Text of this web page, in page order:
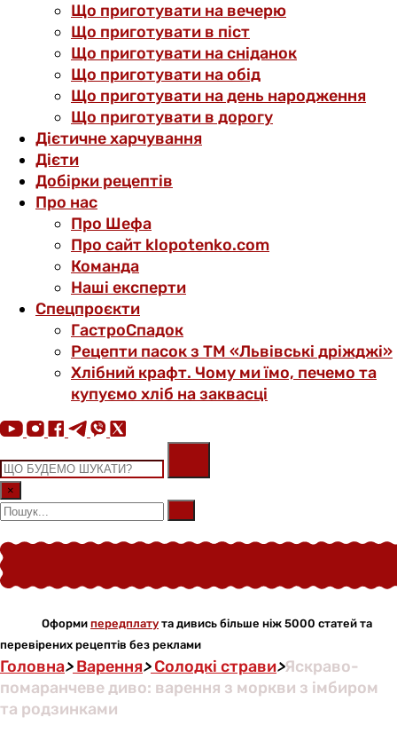
Що приготувати на вечерю
Що приготувати в піст
Що приготувати на сніданок
Що приготувати на обід
Що приготувати на день народження
Що приготувати в дорогу
Дієтичне харчування
Дієти
Добірки рецептів
Про нас
Про Шефа
Про сайт klopotenko.com
Команда
Наші експерти
Спецпроєкти
ГастроСпадок
Рецепти пасок з ТМ «Львівські дріжджі»
Хлібний крафт. Чому ми їмо, печемо та
купуємо хліб на заквасці
×
Оформи передплату та дивись більше ніж 5000 статей та
перевірених рецептів без реклами
Головна>Варення>Солодкі страви>Яскраво-
помаранчеве диво: варення з моркви з імбиром
та родзинками